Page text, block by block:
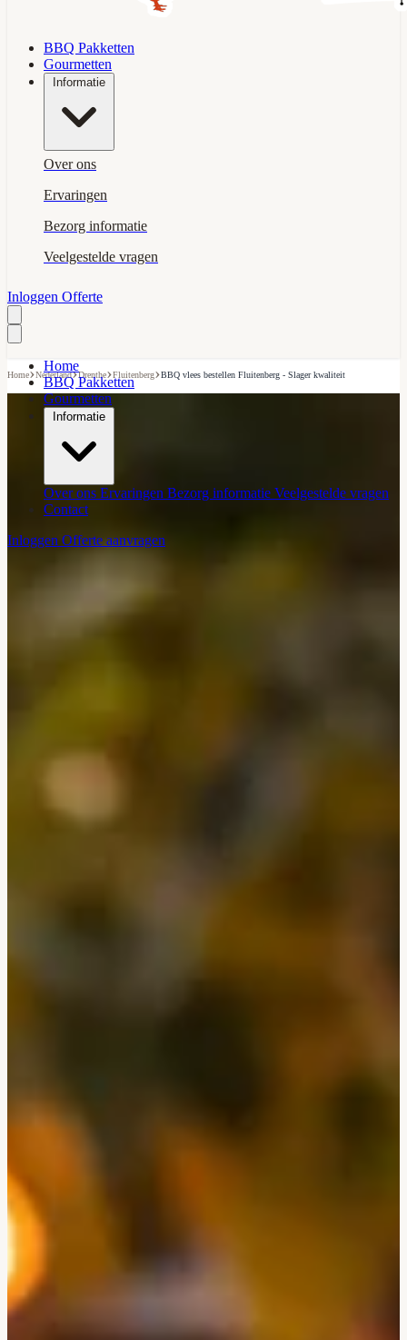
BBQ Pakketten
Gourmetten
Informatie
Over ons
Ervaringen
Bezorg informatie
Veelgestelde vragen
Inloggen Offerte
Home
BBQ Pakketten
Gourmetten
Informatie
Over ons Ervaringen Bezorg informatie Veelgestelde vragen
Contact
Inloggen Offerte aanvragen
Home›Nederland›Drenthe›Fluitenberg›BBQ vlees bestellen Fluitenberg - Slager kwaliteit